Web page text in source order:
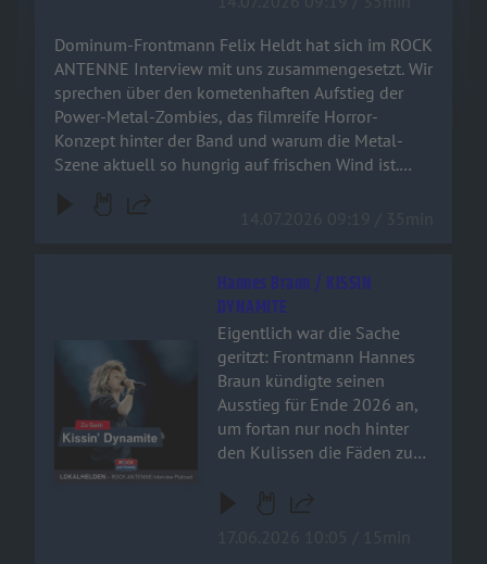
hungrig auf frischen Wind
ist. Schnappt euch ein kaltes
Bier und checkt aus, was der
„Dr. Dead“ der deutschen
Metal-Szene zu erzählen
hat!
Dominum-Frontmann Felix Heldt hat sich im ROCK
ANTENNE Interview mit uns zusammengesetzt. Wir
sprechen über den kometenhaften Aufstieg der
Power-Metal-Zombies, das filmreife Horror-
Konzept hinter der Band und warum die Metal-
Szene aktuell so hungrig auf frischen Wind ist.
der „Dr. Dead“ der deutschen Metal-Szene zu
Audiotitel - Hannes Braun / KISSIN DYNAMITE
Hannes Braun / KISSIN
DYNAMITE
Eigentlich war die Sache
geritzt: Frontmann Hannes
Braun kündigte seinen
Ausstieg für Ende 2026 an,
um fortan nur noch hinter
den Kulissen die Fäden zu
hundertfache Wunsch der